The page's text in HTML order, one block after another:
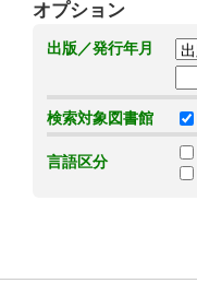
オプション
出版／発行年月
検索対象図書館
言語区分